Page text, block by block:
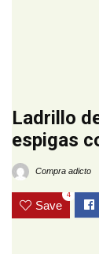
Ladrillo
espigas
Compra adicto
Save
4